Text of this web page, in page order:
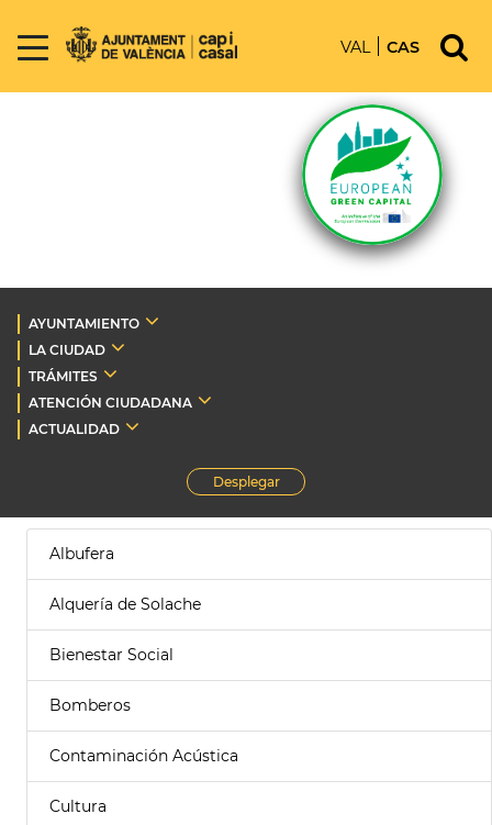
VAL CAS
AYUNTAMIENTO
LA CIUDAD
TRÁMITES
ATENCIÓN CIUDADANA
ACTUALIDAD
Desplegar
Albufera
Alquería de Solache
Bienestar Social
Bomberos
Contaminación Acústica
Cultura